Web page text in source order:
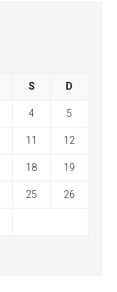
S D
4 5
11 12
18 19
25 26